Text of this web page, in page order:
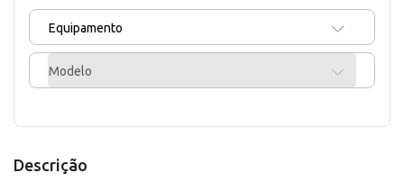
Equipamento
Modelo
Descrição